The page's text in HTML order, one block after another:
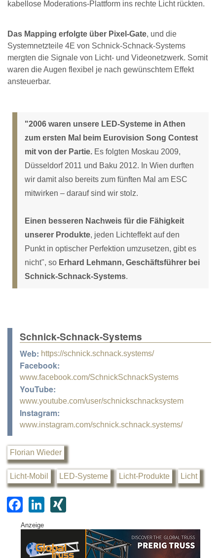
kabellose Moderations-Plattform ins rechte Licht rückten.
Das Mapping erfolgte über Pixel-Gate, und die
Systemnetzteile 4E von Schnick-Schnack-Systems
mergten die Signale von Licht- und Videonetzwerk. Somit
waren die Augen flexibel je nach gewünschtem Effekt
ansteuerbar.
"2006 waren unsere LED-Systeme in Athen
zum ersten Mal beim Eurovision Song Contest
mit von der Partie. Es folgten Moskau 2009,
Düsseldorf 2011 und Baku 2012. In Wien durften
wir damit also bereits zum fünften Mal am ESC
mitwirken – darauf sind wir stolz.
Einen besseren Nachweis für die Fähigkeit
unserer Produkte, jeden Lichteffekt auf den
Punkt in optischer Perfektion umzusetzen, gibt es
nicht", so Erhard Lehmann, Geschäftsführer bei
Schnick-Schnack-Systems.
Schnick-Schnack-Systems
Web: https://schnick.schnack.systems/
Facebook:
www.facebook.com/SchnickSchnackSystems
YouTube:
www.youtube.com/user/schnickschnacksystem
Instagram:
www.instagram.com/schnick.schnack.systems/
Florian Wieder
Licht-Mobil LED-Systeme Licht-Produkte Licht
F
a
c
e
Li
k
e
G
Anzeige